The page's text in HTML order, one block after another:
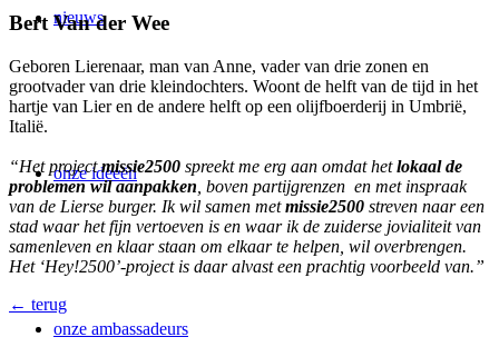
nieuws
onze ideeën
onze ambassadeurs
Bert Van der Wee
Geboren Lierenaar, man van Anne, vader van drie zonen en
grootvader van drie kleindochters. Woont de helft van de tijd in het
hartje van Lier en de andere helft op een olijfboerderij in Umbrië,
Italië.
“Het projectmissie2500 spreekt me erg aan omdat hetlokaal de
problemen wil aanpakken boven partijgrenzen en met inspraak
van de Lierse burger. Ik wil samen metmissie2500 streven naar een
stad waar het fijn vertoeven is en waar ik de zuiderse jovialiteit van
samenleven en klaar staan om elkaar te helpen, wil overbrengen.
Het ‘Hey!2500’-project is daar alvast een prachtig voorbeeld van.”
← terug